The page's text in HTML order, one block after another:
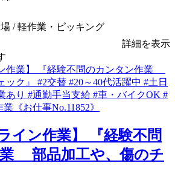
/ 軽作業・ピッキング
詳細を表示
イン作業】 『経験不問
部品加工や、傷のチ